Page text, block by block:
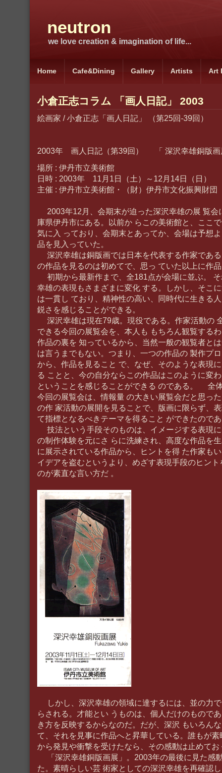
neutron
we love creation & imagination of life...
Home Cafe&Dining Gallery Artists Art
小倉正志コラム 「画人日記」 2003
絵画家 / 小倉正志「画人日記」 （第25回-39回）
2003年 画人日記（第39回） 「 深沢幸雄銅版画
場所 : 伊丹市立美術館
日時 : 2003年 11月1日（土）～12月14日（日）
主催 : 伊丹市立美術館・（財）伊丹市文化振興財団
2003年12月、会期末が迫った深沢幸雄の展 覧会
庫県伊丹市にある。以前か らこの美術館と、ここ
気に入 っており、会期末とあってか、会場は予想
品を見入っていた。
深沢幸雄は銅版画では日本を代表する作家であ
の作品を見るのは初めてで、思っ ていた以上に作
初期から最新作まで、全181点が会場に並ぶ。
幸雄の表現もさまざまに変化 する。しかし、そこ
は一貫し ており、精神性の高い、同時代に生きる
鋭さを感じることができる。
深沢幸雄は現在79歳。現役である。作家活動の
できる今回の展覧会を、本人も もちろん観覧する
作品の裏を 知っているから、当然一般の観覧者と
は言うまでもない。つまり、一つの作品の 製作プ
から、作品を見ること で、なぜ、そのような表現
る ことと、今の自分ならこの作品はこのように変
ということを感じることができる のである。 全
今回の展覧会は、情報量 の大きい展覧会だと思っ
の作 家活動の展開を見ることで、版画に限らず、
て指標となるべきテーマを得ること ができたので
技法という手段そのものは、イメージする表現
の制作体験を元にさ らに洗練され、高度な作品を
に展示されている作品から、ヒントを得 た作家も
イデアを盗むというより、めざす表現手段のヒン
のが素直な言い方だ 。
しかし、深沢幸雄の領域に達するには、並の力
らされる。才能とい うものは、個人だけのもので
き方を反映するからなのだ。だが、深沢 もいろん
て、それを見事に作品へと昇華している。誰もが
から発見や衝撃を受けたなら、その感動は止めて
「深沢幸雄銅版画展」。2003年の最後に見た感
た。素晴らしい芸 術家としての深沢幸雄を再確認